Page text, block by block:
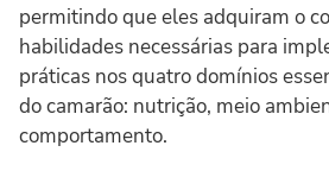
permitindo que eles adquiram o
habilidades necessárias para
práticas nos quatro domínios
do camarão: nutrição, meio
comportamento.